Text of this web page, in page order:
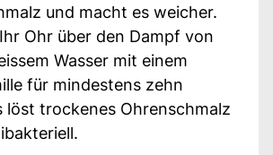
und macht es weicher.
Ohr über den Dampf von
Wasser mit einem
für mindestens zehn
löst trockenes Ohrenschmalz